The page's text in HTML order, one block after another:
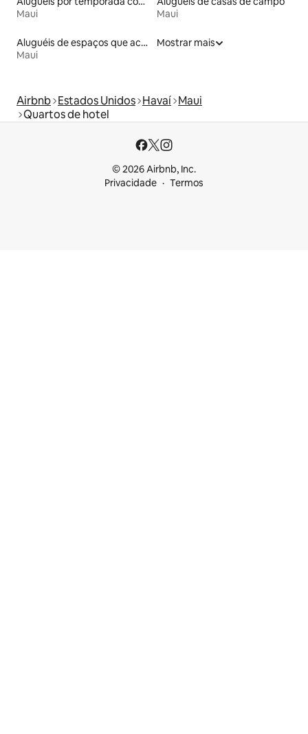
Maui
Maui
Aluguéis de espaços que aceitam animais de estimação
Maui
Mostrar mais
Airbnb Estados Unidos Havaí Maui
Quartos de hotel
© 2026 Airbnb, Inc.
Privacidade
Termos